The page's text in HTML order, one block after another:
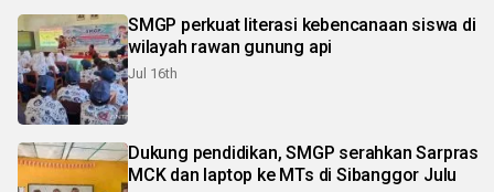
SMGP perkuat literasi kebencanaan siswa di
wilayah rawan gunung api
Jul 16th
Dukung pendidikan, SMGP serahkan Sarpras
MCK dan laptop ke MTs di Sibanggor Julu